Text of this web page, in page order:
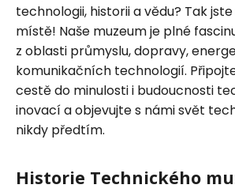
technologii, historii a vědu? Tak
místě! Naše muzeum je plné
z oblasti průmyslu, dopravy,
komunikačních technologií.
cestě do minulosti i budoucnosti
inovací a objevujte s námi svět
nikdy předtím.
Historie Technického